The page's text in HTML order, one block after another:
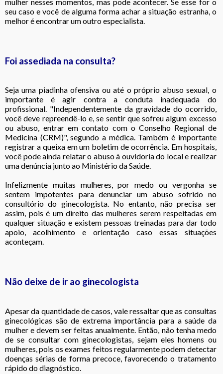
seu caso e você de alguma forma achar a situação estranha, o
melhor é encontrar um outro especialista.
Foi assediada na consulta?
Seja uma piadinha ofensiva ou até o próprio abuso sexual, o
importante é agir contra a conduta inadequada do
profissional. "Independentemente da gravidade do ocorrido,
você deve repreendê-lo e, se sentir que sofreu algum excesso
ou abuso, entrar em contato com o Conselho Regional de
Medicina (CRM)", segundo a médica. Também é importante
registrar a queixa em um boletim de ocorrência. Em hospitais,
você pode ainda relatar o abuso à ouvidoria do local e realizar
uma denúncia junto ao Ministério da Saúde.
Infelizmente muitas mulheres, por medo ou vergonha se
sentem impotentes para denunciar um abuso sofrido no
consultório do ginecologista. No entanto, não precisa ser
assim, pois é um direito das mulheres serem respeitadas em
qualquer situação e existem pessoas treinadas para dar todo
apoio, acolhimento e orientação caso essas situações
aconteçam.
Não deixe de ir ao ginecologista
Apesar da quantidade de casos, vale ressaltar que as consultas
ginecológicas são de extrema importância para asaúde da
mulher e devem ser feitas anualmente. Então, não tenha medo
de se consultar com ginecologistas, sejam eles homens ou
mulheres, pois os exames feitos regularmente podem detectar
doenças sérias de forma precoce, favorecendo o tratamento
rápido do diagnóstico.